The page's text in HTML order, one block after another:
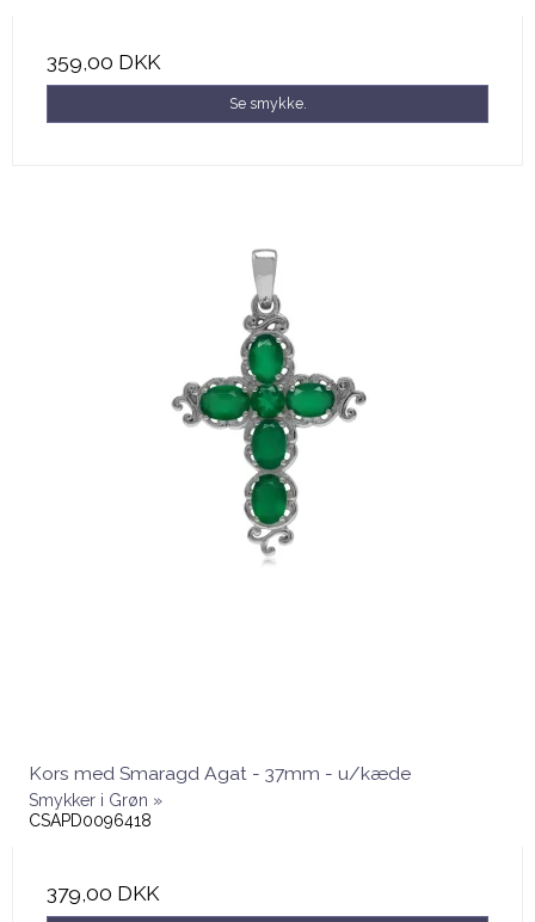
359,00 DKK
Se smykke.
Kors med Smaragd Agat - 37mm - u/kæde
Smykker i Grøn »
CSAPD0096418
379,00 DKK